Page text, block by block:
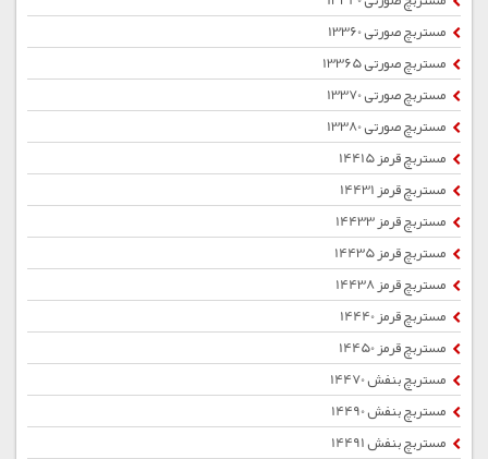
مستربچ صورتی 13360
مستربچ صورتی 13365
مستربچ صورتی 13370
مستربچ صورتی 13380
مستربچ قرمز 14415
مستربچ قرمز 14431
مستربچ قرمز 14433
مستربچ قرمز 14435
مستربچ قرمز 14438
مستربچ قرمز 14440
مستربچ قرمز 14450
مستربچ بنفش 14470
مستربچ بنفش 14490
مستربچ بنفش 14491